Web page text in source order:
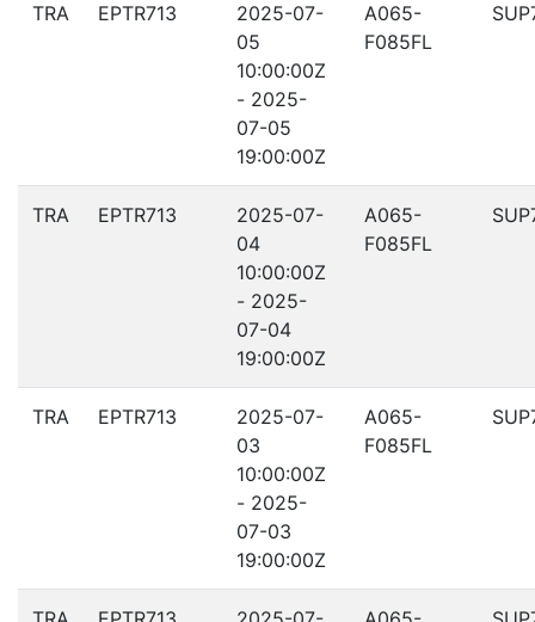
TRA EPTR713
2025-07-
05
10:00:00Z
- 2025-
07-05
19:00:00Z
A065-
F085FL
TRA EPTR713
2025-07-
04
10:00:00Z
- 2025-
07-04
19:00:00Z
A065-
F085FL
TRA EPTR713
2025-07-
03
10:00:00Z
- 2025-
07-03
19:00:00Z
A065-
F085FL